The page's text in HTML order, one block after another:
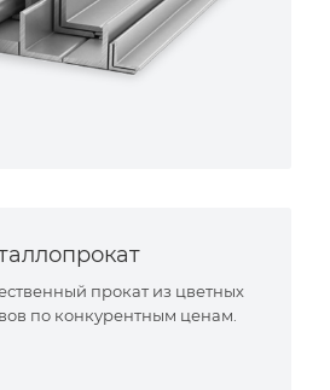
прокат из цветных
по конкурентным ценам.